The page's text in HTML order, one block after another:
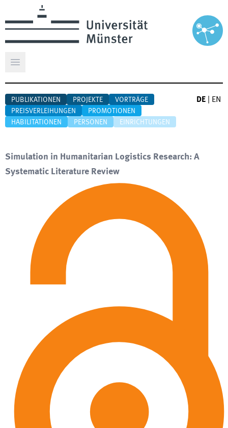
Hauptmenü öffnen
PUBLIKATIONEN PROJEKTE
VORTRÄGE
PREISVERLEIHUNGEN
PROMOTIONEN
HABILITATIONEN
PERSONEN EINRICHTUNGEN
DE EN
Simulation in Humanitarian Logistics Research: A
Systematic Literature Review